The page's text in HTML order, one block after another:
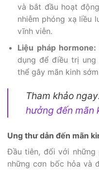
và bắt đầu hoạt
nhiễm phóng xạ liều
vĩnh viễn.
Liệu pháp hormone:
dụng để điều trị
thể gây mãn kinh
Tham khảo
hưởng đến mãn
Ung thư dẫn đến mãn
Đầu tiên, đối với
những cơn bốc hỏa và